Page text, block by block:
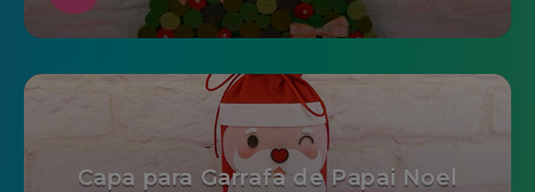
Capa para Garrafa de Papai Noel